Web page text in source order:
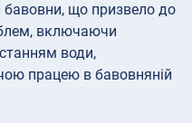
бавовни, що призвело до
включаючи
води,
працею в бавовняній